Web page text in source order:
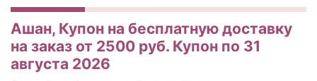
Ашан, Купон на бесплатную доставку
на заказ от 2500 руб. Купон по 31
августа 2026